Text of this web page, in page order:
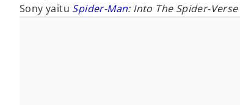
Sony yaitu Spider-Man: Into The Spider-Verse